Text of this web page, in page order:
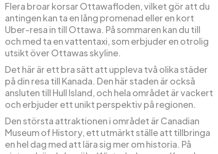
Flera broar korsar Ottawafloden, vilket gör att du
antingen kan ta en lång promenad eller en kort
Uber-resa in till Ottawa. På sommaren kan du till
och med ta en vattentaxi, som erbjuder en otrolig
utsikt över Ottawas skyline.
Det här är ett bra sätt att uppleva två olika städer
på din resa till Kanada. Den här staden är också
ansluten till Hull Island, och hela området är vackert
och erbjuder ett unikt perspektiv på regionen.
Den största attraktionen i området är Canadian
Museum of History, ett utmärkt ställe att tillbringa
en hel dag med att lära sig mer om historia. På